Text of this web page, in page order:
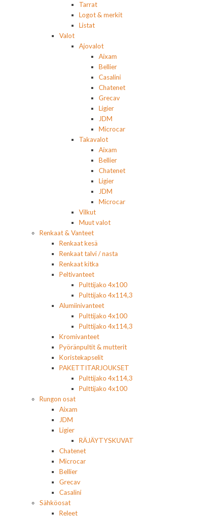
Tarrat
Logot & merkit
Listat
Valot
Ajovalot
Aixam
Bellier
Casalini
Chatenet
Grecav
Ligier
JDM
Microcar
Takavalot
Aixam
Bellier
Chatenet
Ligier
JDM
Microcar
Vilkut
Muut valot
Renkaat & Vanteet
Renkaat kesä
Renkaat talvi / nasta
Renkaat kitka
Peltivanteet
Pulttijako 4x100
Pulttijako 4x114,3
Alumiinivanteet
Pulttijako 4x100
Pulttijako 4x114,3
Kromivanteet
Pyöränpultit & mutterit
Koristekapselit
PAKETTITARJOUKSET
Pulttijako 4x114,3
Pulttijako 4x100
Rungon osat
Aixam
JDM
Ligier
RÄJÄYTYSKUVAT
Chatenet
Microcar
Bellier
Grecav
Casalini
Sähköosat
Releet